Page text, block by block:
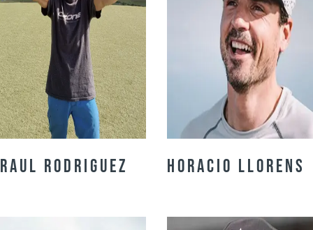
Raul Rodriguez Horacio Llorens